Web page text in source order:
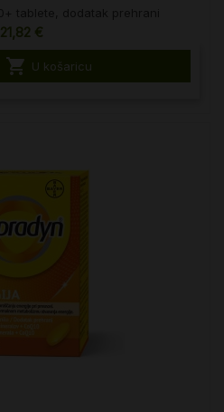
21,82 €
 U košaricu